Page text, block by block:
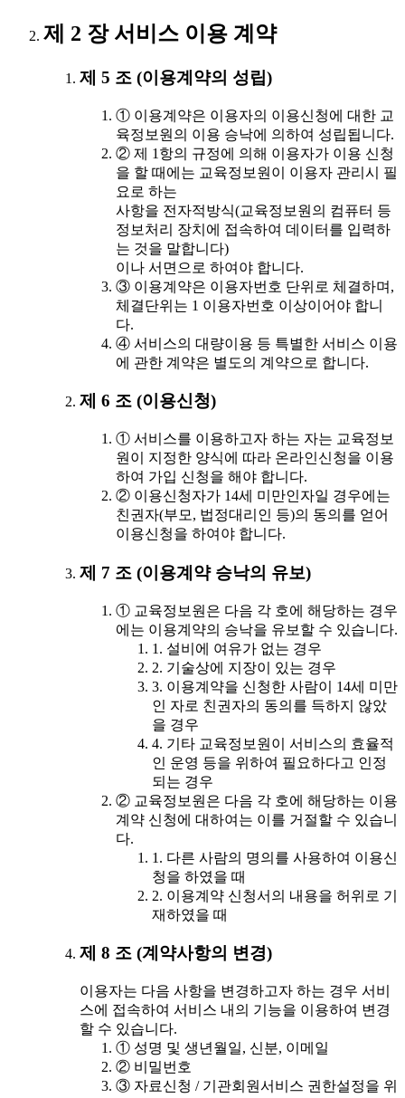
제 2 장 서비스 이용 계약
제 5 조 (이용계약의 성립)
① 이용계약은 이용자의 이용신청에 대한 교
육정보원의 이용 승낙에 의하여 성립됩니다.
② 제 1항의 규정에 의해 이용자가 이용 신청
을 할 때에는 교육정보원이 이용자 관리시 필
요로 하는
사항을 전자적방식(교육정보원의 컴퓨터 등
정보처리 장치에 접속하여 데이터를 입력하
는 것을 말합니다)
이나 서면으로 하여야 합니다.
③ 이용계약은 이용자번호 단위로 체결하며,
체결단위는 1 이용자번호 이상이어야 합니
다.
④ 서비스의 대량이용 등 특별한 서비스 이용
에 관한 계약은 별도의 계약으로 합니다.
제 6 조 (이용신청)
① 서비스를 이용하고자 하는 자는 교육정보
원이 지정한 양식에 따라 온라인신청을 이용
하여 가입 신청을 해야 합니다.
② 이용신청자가 14세 미만인자일 경우에는
친권자(부모, 법정대리인 등)의 동의를 얻어
이용신청을 하여야 합니다.
제 7 조 (이용계약 승낙의 유보)
① 교육정보원은 다음 각 호에 해당하는 경우
에는 이용계약의 승낙을 유보할 수 있습니다.
1. 설비에 여유가 없는 경우
2. 기술상에 지장이 있는 경우
3. 이용계약을 신청한 사람이 14세 미만
인 자로 친권자의 동의를 득하지 않았
을 경우
4. 기타 교육정보원이 서비스의 효율적
인 운영 등을 위하여 필요하다고 인정
되는 경우
② 교육정보원은 다음 각 호에 해당하는 이용
계약 신청에 대하여는 이를 거절할 수 있습니
다.
1. 다른 사람의 명의를 사용하여 이용신
청을 하였을 때
2. 이용계약 신청서의 내용을 허위로 기
재하였을 때
제 8 조 (계약사항의 변경)
이용자는 다음 사항을 변경하고자 하는 경우 서비
스에 접속하여 서비스 내의 기능을 이용하여 변경
할 수 있습니다.
① 성명 및 생년월일, 신분, 이메일
② 비밀번호
③ 자료신청 / 기관회원서비스 권한설정을 위